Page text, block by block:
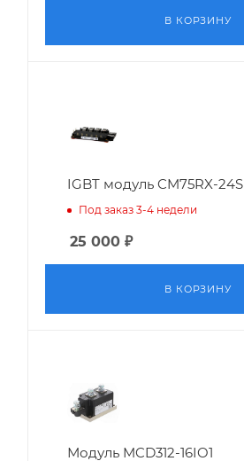
В КОРЗИНУ
IGBT модуль CM75RX-24S
Под заказ 3-4 недели
25 000 ₽
В КОРЗИНУ
Модуль MCD312-16IO1